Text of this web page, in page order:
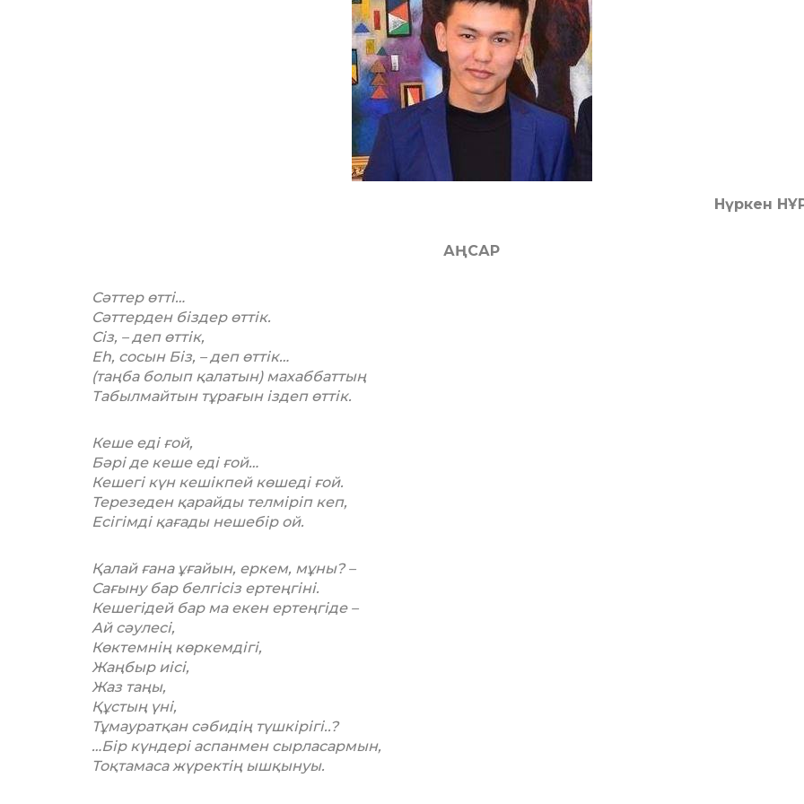
Нүркен
АҢСАР
Сәттер өтті…
Сәттерден біздер өттік.
Сіз, – деп өттік,
Еһ, сосын Біз, – деп өттік…
(таңба болып қалатын) махаббаттың
Табылмайтын тұрағын іздеп өттік.
Кеше еді ғой,
Бәрі де кеше еді ғой…
Кешегі күн кешікпей көшеді ғой.
Терезеден қарайды телміріп кеп,
Есігімді қағады нешебір ой.
Қалай ғана ұғайын, еркем, мұны? –
Сағыну бар белгісіз ертеңгіні.
Кешегідей бар ма екен ертеңгіде –
Ай сәулесі,
Көктемнің көркемдігі,
Жаңбыр иісі,
Жаз таңы,
Құстың үні,
Тұмауратқан сәбидің түшкірігі..?
…Бір күндері аспанмен сырласармын,
Тоқтамаса жүректің ышқынуы.